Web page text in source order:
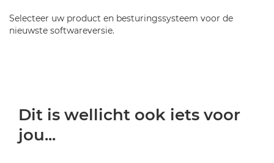
Selecteer uw product en besturingssysteem voor de
nieuwste softwareversie.
Dit is wellicht ook iets voor
jou...